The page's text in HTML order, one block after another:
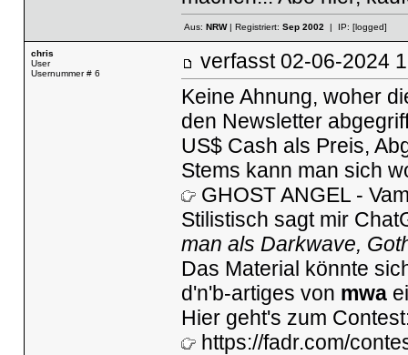
Aus: NRW| Registriert: Sep 2002| IP: [logged]
chris
User
Usernummer # 6
verfasst 02-06-
Keine Ahnung, woher
den Newsletter
US$ Cash als Preis,
Stems kann man sich
GHOST ANGEL -
Stilistisch sagt mir
man als Darkwave,
Das Material könnte
d'n'b-artiges von mwa
Hier geht's zum
https://fadr.com/